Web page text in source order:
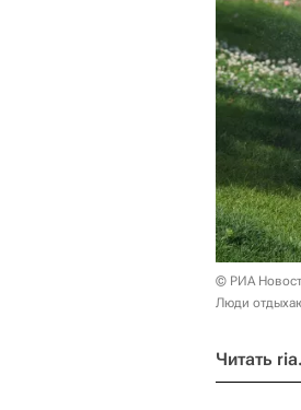
© РИА
Люди
Читать